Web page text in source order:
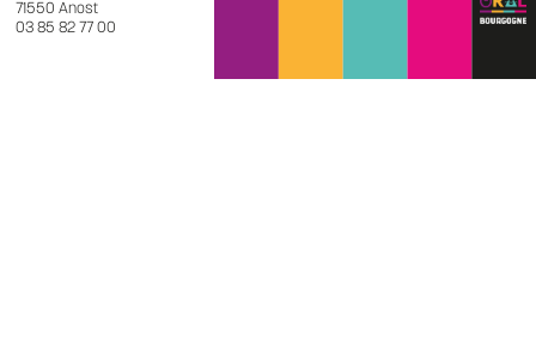
71550 Anost
03 85 82 77 00